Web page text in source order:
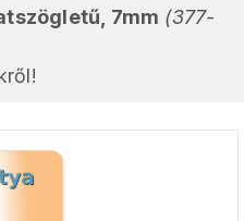
7mm (377-